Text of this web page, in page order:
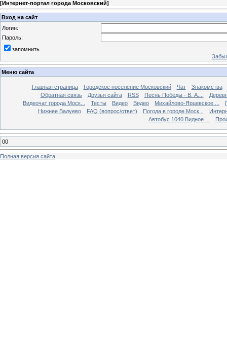
[Интернет-портал города Московский]
Вход на сайт
Логин:
Пароль:
запомнить
Меню сайта
Главная страница Городское поселение Московский Чат
Знакомства
Обратная связь
Друзья сайта RSS Песнь Победы - В. А....
Видеочат города Моск...
Тесты Видео Видео Михайлово-Ярцевское ...
Нижнее Валуево
FAQ (вопрос/ответ) Погода в городе Моск...
Автобус 1040 Видное ...
00
Полная версия сайта